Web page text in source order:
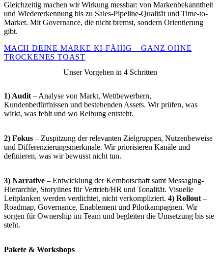
Gleichzeitig machen wir Wirkung messbar: von Markenbekanntheit
und Wiedererkennung bis zu Sales-Pipeline-Qualität und Time-to-
Market. Mit Governance, die nicht bremst, sondern Orientierung
gibt.
MACH DEINE MARKE KI-FÄHIG – GANZ OHNE
TROCKENES TOAST
Unser Vorgehen in 4 Schritten
1) Audit – Analyse von Markt, Wettbewerbern,
Kundenbedürfnissen und bestehenden Assets. Wir prüfen, was
wirkt, was fehlt und wo Reibung entsteht.
2) Fokus – Zuspitzung der relevanten Zielgruppen, Nutzenbeweise
und Differenzierungsmerkmale. Wir priorisieren Kanäle und
definieren, was wir bewusst nicht tun.
3) Narrative – Entwicklung der Kernbotschaft samt Messaging-
Hierarchie, Storylines für Vertrieb/HR und Tonalität. Visuelle
Leitplanken werden verdichtet, nicht verkompliziert. 4) Rollout –
Roadmap, Governance, Enablement und Pilotkampagnen. Wir
sorgen für Ownership im Team und begleiten die Umsetzung bis sie
steht.
Pakete & Workshops